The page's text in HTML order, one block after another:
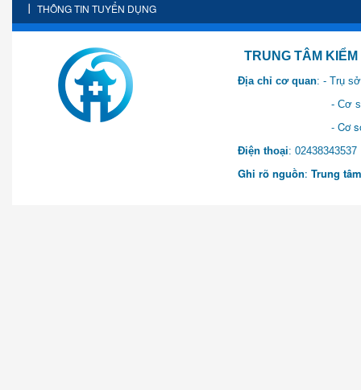
THÔNG TIN TUYỂN DỤNG
TRUNG TÂM KIỂM SOÁT
Địa chỉ cơ quan: - Trụ
- Cơ sở 2: Khu Hành
- Cơ sở 3: Số 1 Ngõ 2
Điện thoại:
Ghi rõ nguồn: Trung